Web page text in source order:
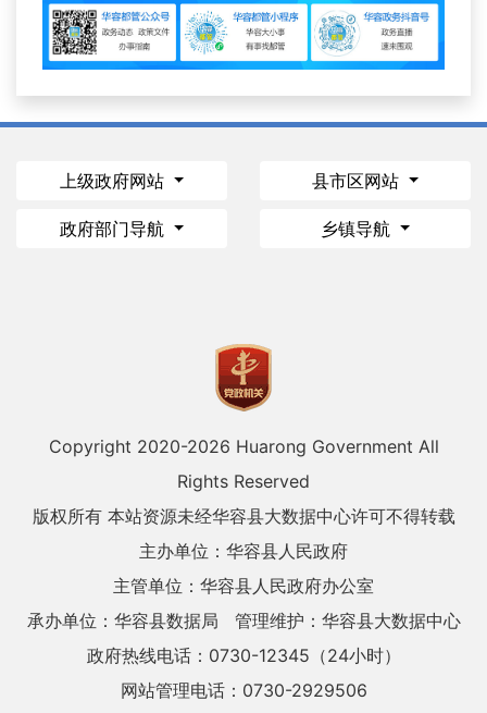
上级政府网站 县市区网站
政府部门导航 乡镇导航
Copyright 2020-2026 Huarong Government All
Rights Reserved
版权所有 本站资源未经华容县大数据中心许可不得转载
主办单位：华容县人民政府
主管单位：华容县人民政府办公室
承办单位：华容县数据局
管理维护：华容县大数据中心
政府热线电话：0730-12345（24小时）
网站管理电话：0730-2929506